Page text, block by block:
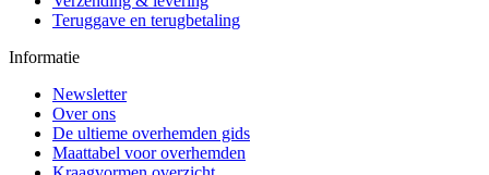
Teruggave en terugbetaling
Informatie
Newsletter
Over ons
De ultieme overhemden gids
Maattabel voor overhemden